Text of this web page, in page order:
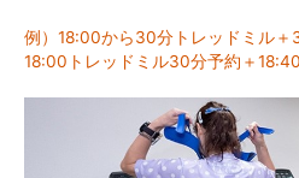
例）18:00から30分トレッドミル
18:00トレッドミル30分予約＋